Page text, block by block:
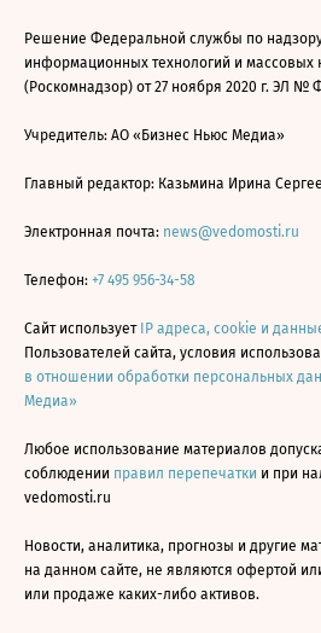
Решение Федеральной службы по
информационных технологий и массовых
(Роскомнадзор) от 27 ноября 2020 г. ЭЛ №
Учредитель: АО «Бизнес Ньюс Медиа»
Главный редактор: Казьмина Ирина
Электронная почта: news@vedomosti.ru
Телефон: +7 495 956-34-58
Сайт использует IP адреса, cookie и
Пользователей сайта, условия
в отношении обработки персональных
Медиа»
Любое использование материалов
соблюдении правил перепечатки и при
vedomosti.ru
Новости, аналитика, прогнозы и другие
на данном сайте, не являются офертой
или продаже каких-либо активов.